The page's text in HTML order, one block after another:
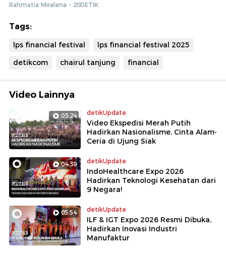
anak muda. Menurut CT jalan menuju kesuksesan
Rahmatia Miralena - 20DETIK
Tags:
lps financial festival
lps financial festival 2025
detikcom
chairul tanjung financial
Video Lainnya
03:24 detikUpdate
Video Ekspedisi Merah Putih
Hadirkan Nasionalisme, Cinta Alam-
Ceria di Ujung Siak
04:39 detikUpdate
IndoHealthcare Expo 2026
Hadirkan Teknologi Kesehatan dari
9 Negara!
05:54 detikUpdate
ILF & IGT Expo 2026 Resmi Dibuka,
Hadirkan Inovasi Industri
Manufaktur